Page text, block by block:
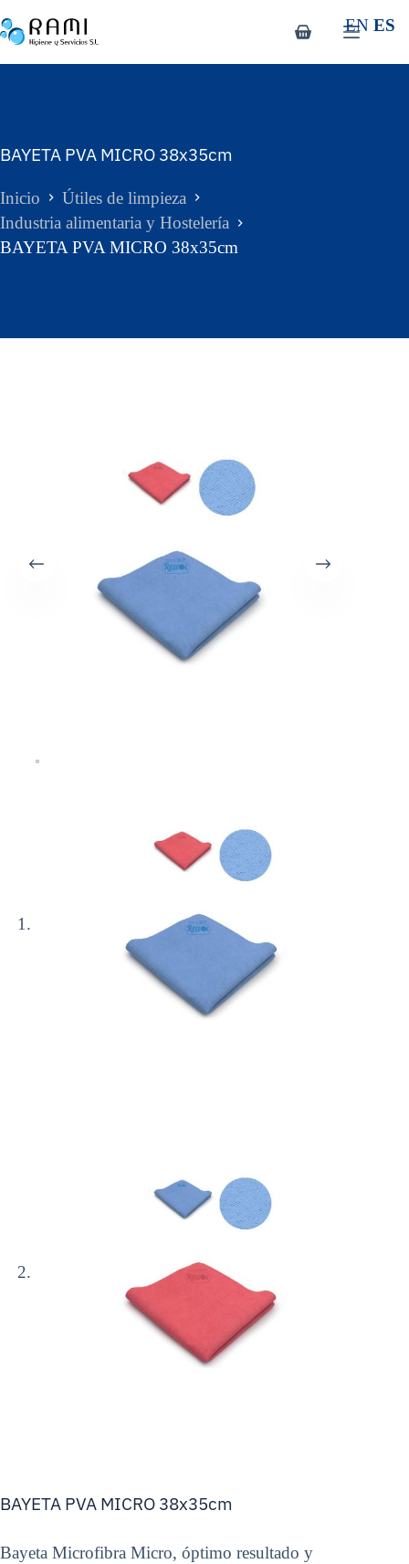
BAYETA PVA MICRO 38x35cm
Inicio
Útiles de limpieza
Industria alimentaria y Hostelería
BAYETA PVA MICRO 38x35cm
BAYETA PVA MICRO 38x35cm
Bayeta Microfibra Micro, óptimo resultado y
EN ES